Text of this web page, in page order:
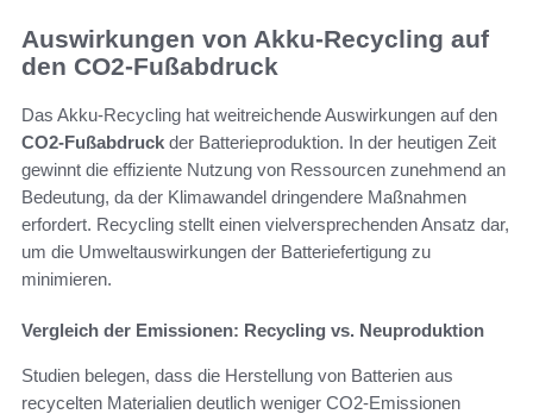
Auswirkungen von Akku-Recycling auf
den CO2-Fußabdruck
Das Akku-Recycling hat weitreichende Auswirkungen auf den
CO2-Fußabdruck der Batterieproduktion. In der heutigen Zeit
gewinnt die effiziente Nutzung von Ressourcen zunehmend an
Bedeutung, da der Klimawandel dringendere Maßnahmen
erfordert. Recycling stellt einen vielversprechenden Ansatz dar,
um die Umweltauswirkungen der Batteriefertigung zu
minimieren.
Vergleich der Emissionen: Recycling vs. Neuproduktion
Studien belegen, dass die Herstellung von Batterien aus
recycelten Materialien deutlich weniger CO2-Emissionen